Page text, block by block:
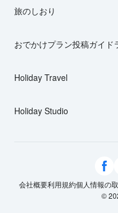
旅のしおり
おでかけプラン投稿ガイド
Holiday Travel
Holiday Studio
会社概要利用規約個人情報の
©